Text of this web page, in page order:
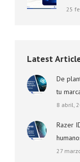
25
Latest
De
tu
8 abril,
Razer
27